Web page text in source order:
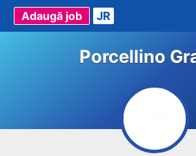
Adaugă job JR
Porcellino